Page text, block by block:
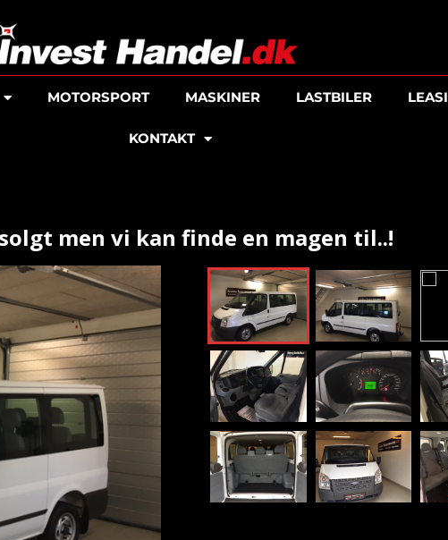
MOTORSPORT MASKINER LASTBILER
KONTAKT
solgt men vi kan finde en magen til..!